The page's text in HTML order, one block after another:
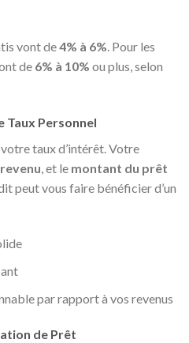
vont de4% à 6% . Pour les
de 6% à 10% ou plus, selon
Taux Personnel
taux d’intérêt. Votre
revenu , et le montant du prêt
peut vous faire bénéficier d’un
par rapport à vos revenus
de Prêt